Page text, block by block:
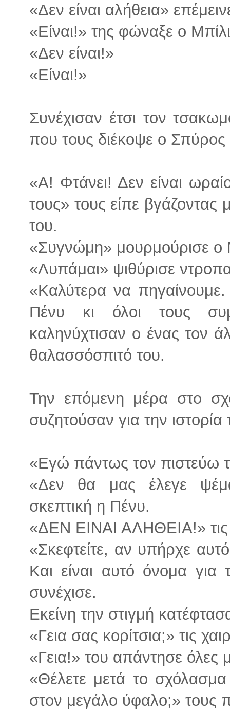
«Δεν είναι αλήθεια»
«Είναι!» της φώναξε ο
«Δεν είναι!»
«Είναι!»
Συνέχισαν έτσι τον
που τους διέκοψε ο
«Α! Φτάνει! Δεν είναι
τους» τους είπε
του.
«Συγνώμη» μουρμούρισε ο
«Λυπάμαι» ψιθύρισε
«Καλύτερα να
Πένυ κι όλοι τους
καληνύχτισαν ο ένας τον
θαλασσόσπιτό του.
Την επόμενη μέρα στο
συζητούσαν για την ιστορία
«Εγώ πάντως τον πιστεύω
«Δεν θα μας έλεγε
σκεπτική η Πένυ.
«ΔΕΝ ΕΙΝΑΙ ΑΛΗΘΕΙΑ!» τις
«Σκεφτείτε, αν υπήρχε
Και είναι αυτό όνομα
συνέχισε.
Εκείνη την στιγμή
«Γεια σας κορίτσια;» τις
«Γεια!» του απάντησε όλες
«Θέλετε μετά το
στον μεγάλο ύφαλο;» τους